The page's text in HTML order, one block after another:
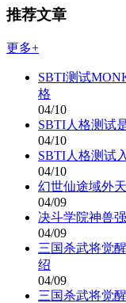
推荐文章
更多+
SBTI测试
格
04/10
SBTI人格测试
04/10
SBTI人格测试
04/10
幻世仙途域外
04/09
决斗学院神兽
04/09
三国杀武将觉
绍
04/09
三国杀武将觉